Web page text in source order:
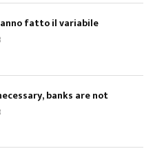
fatto il variabile
banks are not